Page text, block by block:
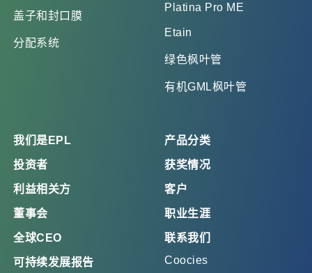
盖子和封口膜
分配系统
Platina Pro ME
Etain
绿色枫叶管
有机GML枫叶管
我们是EPL
投资者
利益相关方
董事会
全球CEO
可持续发展报告
产品分类
获奖情况
客户
职业生涯
联系我们
Coocies